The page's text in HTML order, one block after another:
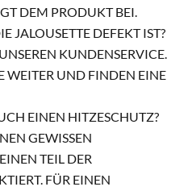
DEM PRODUKT BEI.
JALOUSETTE DEFEKT IST?
KUNDENSERVICE.
WEITER UND FINDEN EINE
EINEN HITZESCHUTZ?
GEWISSEN
TEIL DER
FÜR EINEN